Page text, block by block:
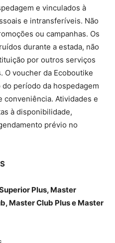
e vinculados à
e intransferíveis. Não
ou campanhas. Os
durante a estada, não
por outros serviços
O voucher da Ecoboutike
período da hospedagem
conveniência. Atividades e
à disponibilidade,
prévio no
Plus, Master
Master Club Plus e Master